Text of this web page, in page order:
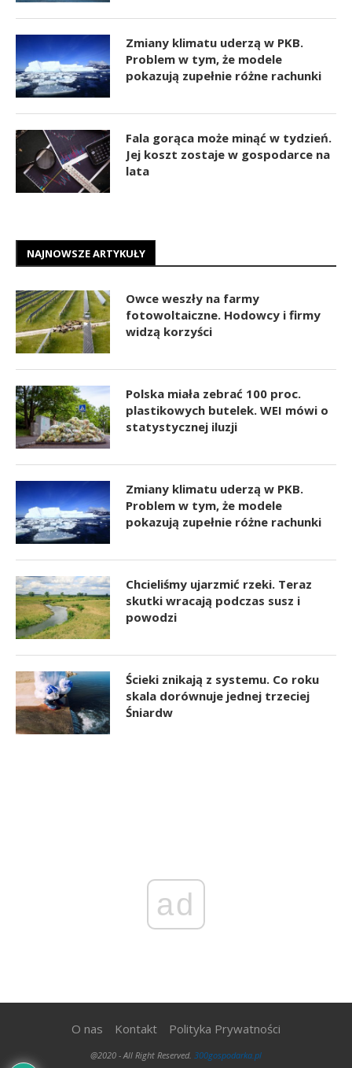
Zmiany klimatu uderzą w PKB.
Problem w tym, że modele
pokazują zupełnie różne rachunki
Fala gorąca może minąć w tydzień.
Jej koszt zostaje w gospodarce na
lata
NAJNOWSZE ARTYKUŁY
Owce weszły na farmy
fotowoltaiczne. Hodowcy i firmy
widzą korzyści
Polska miała zebrać 100 proc.
plastikowych butelek. WEI mówi o
statystycznej iluzji
Zmiany klimatu uderzą w PKB.
Problem w tym, że modele
pokazują zupełnie różne rachunki
Chcieliśmy ujarzmić rzeki. Teraz
skutki wracają podczas susz i
powodzi
Ścieki znikają z systemu. Co roku
skala dorównuje jednej trzeciej
Śniardw
ad
O nas Kontakt Polityka Prywatności
@2020 - All Right Reserved. 300gospodarka.pl